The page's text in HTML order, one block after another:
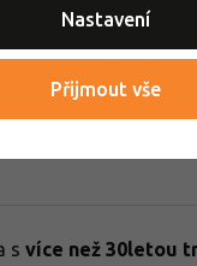
Mikiny Mikiny
s více než 30letou
Nastavení
Přijmout vše